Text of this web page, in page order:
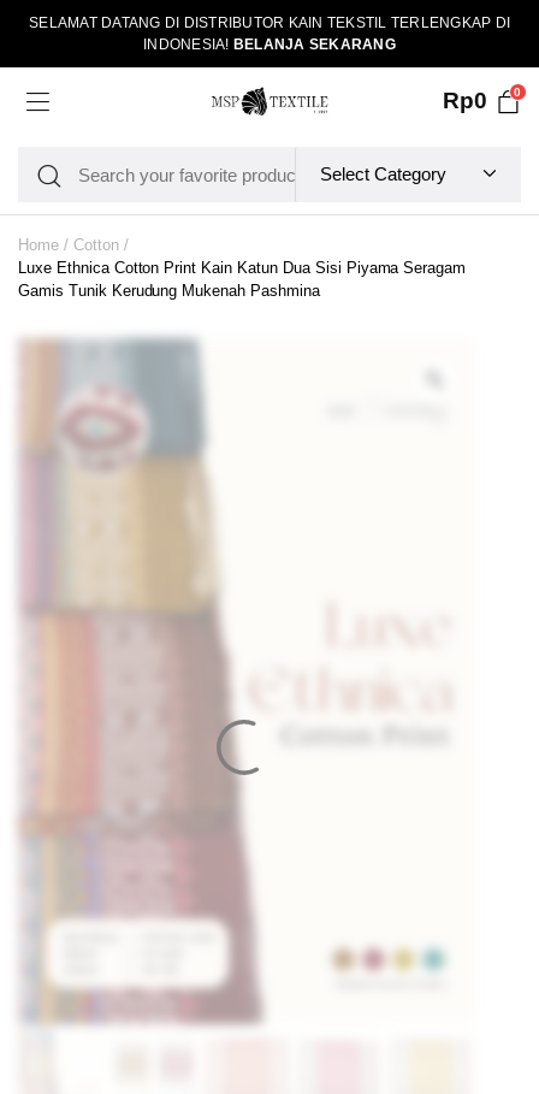
SELAMAT DATANG DI DISTRIBUTOR KAIN TEKSTIL TERLENGKAP DI
INDONESIA! BELANJA SEKARANG
Rp0 0
Home
Cotton
Luxe Ethnica Cotton Print Kain Katun Dua Sisi Piyama Seragam
Gamis Tunik Kerudung Mukenah Pashmina